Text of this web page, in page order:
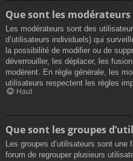
Que sont les modérateurs
Les modérateurs sont des
d’utilisateurs individuels) qui
la possibilité de modifier ou de
déverrouiller, les déplacer, les
modèrent. En règle générale, les
utilisateurs respectent les règles
Haut
Que sont les groupes
Les groupes d’utilisateurs sont
forum de regrouper plusieurs